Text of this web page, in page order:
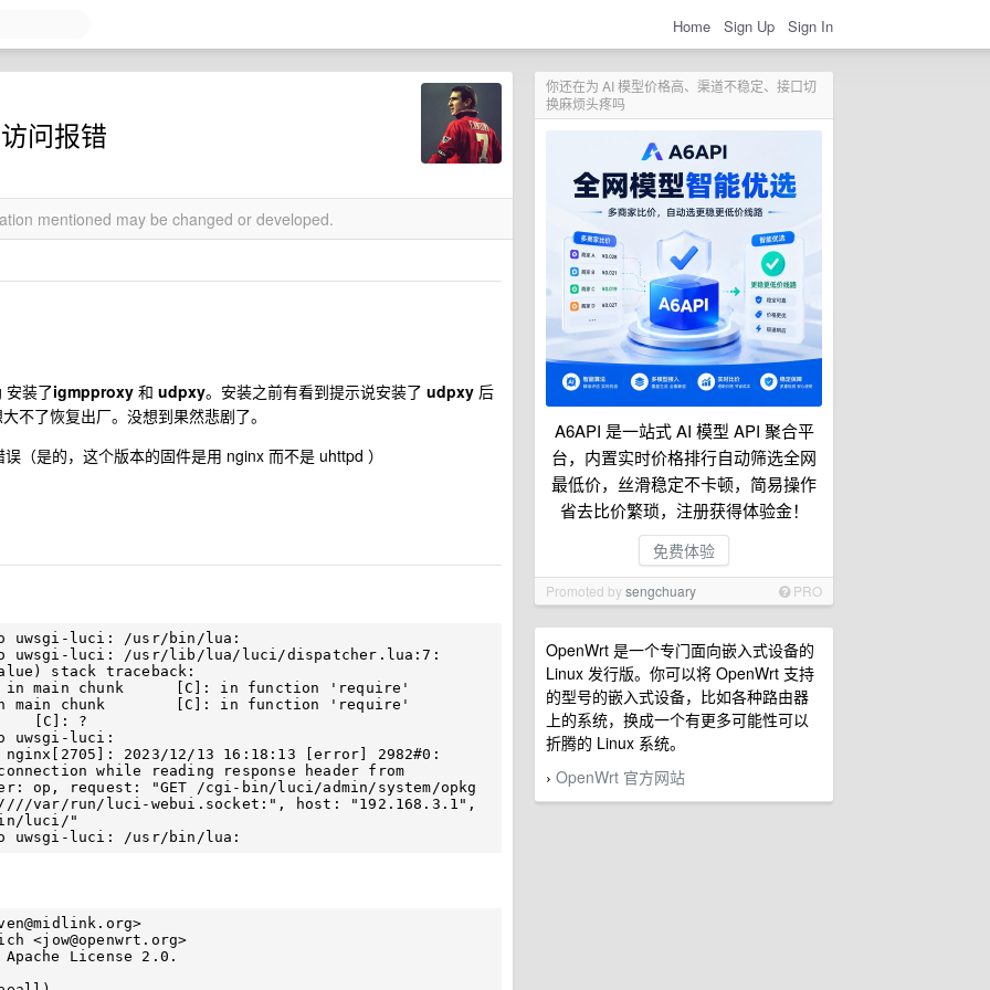
Home Sign Up Sign In
你还在为 AI 模型价格高、渠道不稳定、接口切
换麻烦头疼吗
A6API 是一站式 AI 模型 API 聚合平
台，内置实时价格排行自动筛选全网
最低价，丝滑稳定不卡顿，简易操作
省去比价繁琐，注册获得体验金！
免费体验
Promoted bysengchuary PRO
OpenWrt 是一个专门面向嵌入式设备的
Linux 发行版。你可以将 OpenWrt 支持
的型号的嵌入式设备，比如各种路由器
上的系统，换成一个有更多可能性可以
折腾的 Linux 系统。
› OpenWrt 官方网站
问报错
mentioned may be changed or developed.
安装了igmpproxy 和 udpxy。安装之前有看到提示说安装了 udpxy 后
不了恢复出厂。没想到果然悲剧了。
（是的，这个版本的固件是用 nginx 而不是 uhttpd ）
uwsgi-luci: /usr/bin/lua:
uwsgi-luci: /usr/lib/lua/luci/dispatcher.lua:7:
stack traceback:
in function 'require'
'require'
uwsgi-luci:
nginx[2705]: 2023/12/13 16:18:13 [error] 2982#0:
while reading response header from
op, request: "GET /cgi-bin/luci/admin/system/opkg
var/run/luci-webui.socket:", host: "192.168.3.1",
luci/"
>
<jow@openwrt.org>
License 2.0.